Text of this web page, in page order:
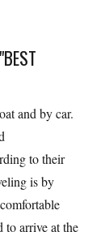
and by car.
to their
is by
to arrive at the